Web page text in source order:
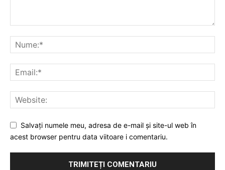
Salvați numele meu, adresa de e-mail și site-ul web în
acest browser pentru data viitoare i comentariu.